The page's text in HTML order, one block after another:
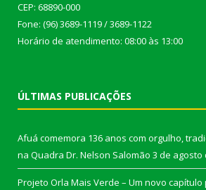
CEP: 68890-000
Fone: (96) 3689-1119 / 3689-1122
Horário de atendimento: 08:00 às 13:00
ÚLTIMAS PUBLICAÇÕES
Afuá comemora 136 anos com orgulho,
na Quadra Dr. Nelson Salomão 3 de agosto
Projeto Orla Mais Verde – Um novo